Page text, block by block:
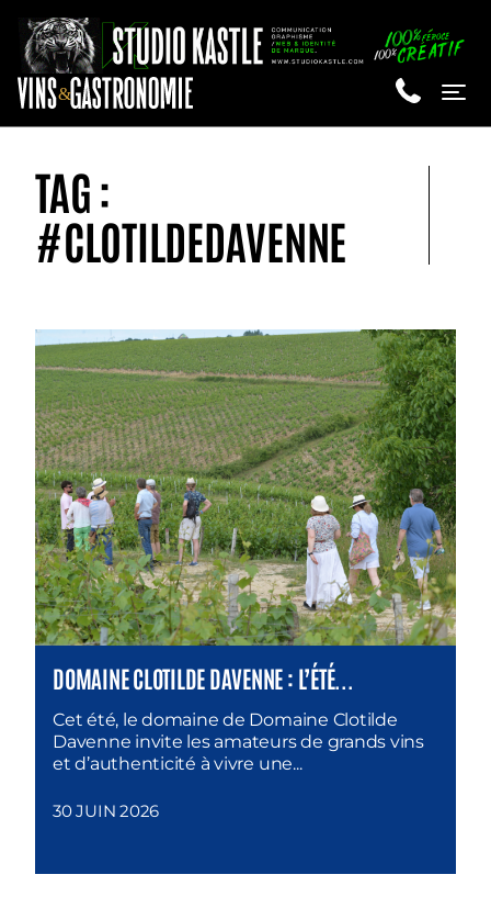
&
TAG :
#CLOTILDEDAVENNE
DOMAINE CLOTILDE DAVENNE : L’ÉTÉ...
Cet été, le domaine de Domaine Clotilde
Davenne invite les amateurs de grands vins
et d’authenticité à vivre une...
30 JUIN 2026